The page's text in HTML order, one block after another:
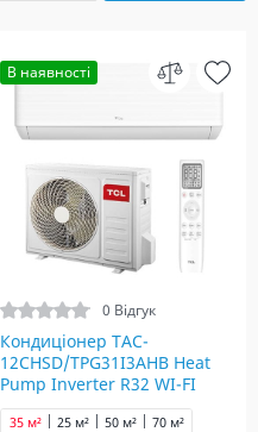
В наявності
0 Відгук
Кондиціонер TAC-
12CHSD/TPG31I3AHB Heat
Pump Inverter R32 WI-FI
25 м²
35 м² 50 м² 70 м²